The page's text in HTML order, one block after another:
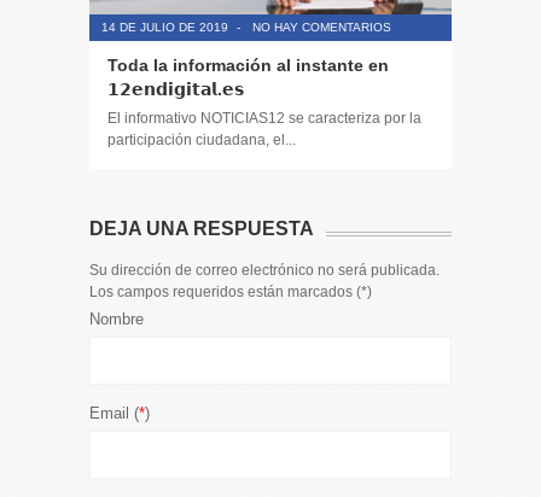
14 DE JULIO DE 2019 - NO HAY COMENTARIOS
Toda la información al instante en
𝟭𝟮𝗲𝗻𝗱𝗶𝗴𝗶𝘁𝗮𝗹.𝗲𝘀
El informativo NOTICIAS12 se caracteriza por la
participación ciudadana, el...
DEJA UNA RESPUESTA
Su dirección de correo electrónico no será publicada.
Los campos requeridos están marcados (*)
Nombre
Email (*)